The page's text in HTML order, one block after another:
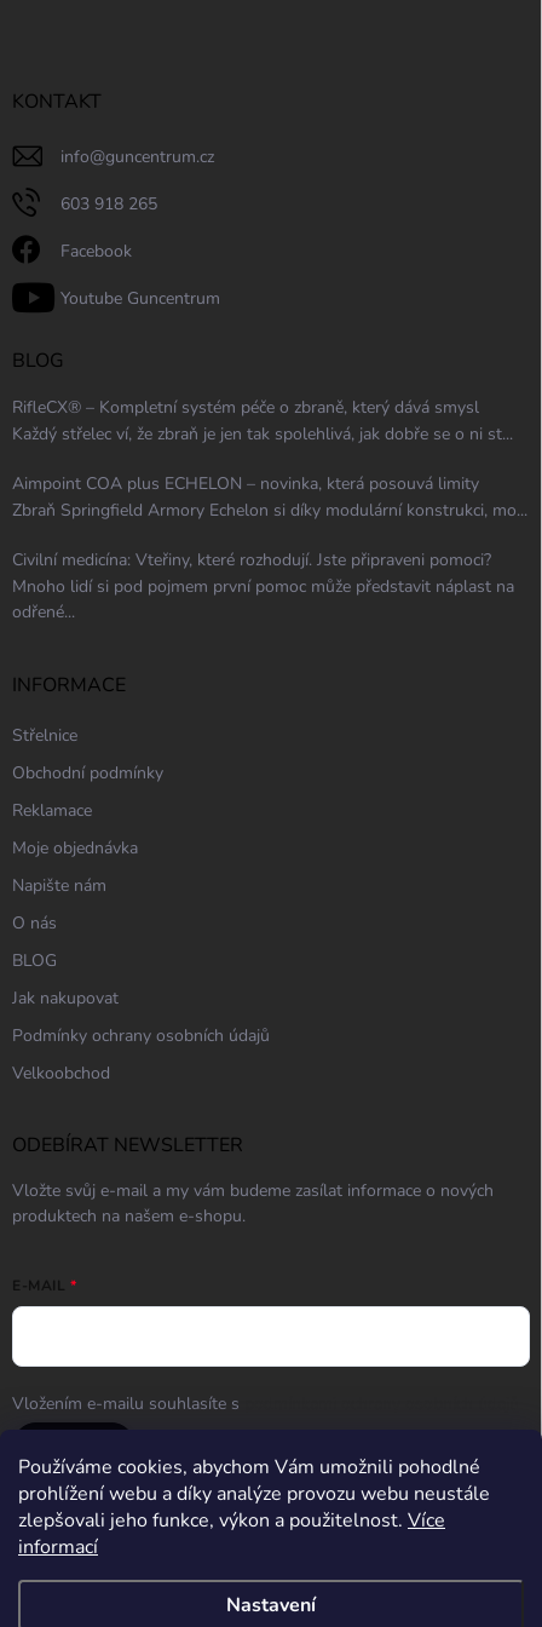
Používáme cookies, abychom Vám umožnili pohodlné
prohlížení webu a díky analýze provozu webu neustále
zlepšovali jeho funkce, výkon a použitelnost. Více
informací
Nastavení
KONTAKT
info@guncentrum.cz
603 918 265
Facebook
Youtube Guncentrum
BLOG
RifleCX® – Kompletní systém péče o zbraně, který dává smysl
Každý střelec ví, že zbraň je jen tak spolehlivá, jak dobře se o ni st...
Aimpoint COA plus ECHELON – novinka, která posouvá limity
Zbraň Springfield Armory Echelon si díky modulární konstrukci, mo...
Civilní medicína: Vteřiny, které rozhodují. Jste připraveni pomoci?
Mnoho lidí si pod pojmem první pomoc může představit náplast na
odřené...
INFORMACE
Střelnice
Obchodní podmínky
Reklamace
Moje objednávka
Napište nám
O nás
BLOG
Jak nakupovat
Podmínky ochrany osobních údajů
Velkoobchod
ODEBÍRAT NEWSLETTER
Vložte svůj e-mail a my vám budeme zasílat informace o nových
produktech na našem e-shopu.
E-MAIL
Vložením e-mailu souhlasíte s